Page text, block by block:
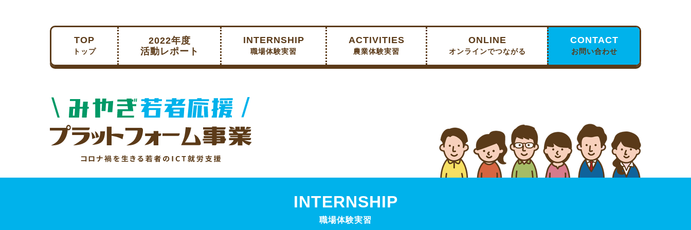
TOP
トップ
2022年度
活動レポート
INTERNSHIP
職場体験実習
ACTIVITIES
農業体験実習
ONLINE
オンラインでつながる
CONTACT
お問い合わせ
INTERNSHIP
職場体験実習